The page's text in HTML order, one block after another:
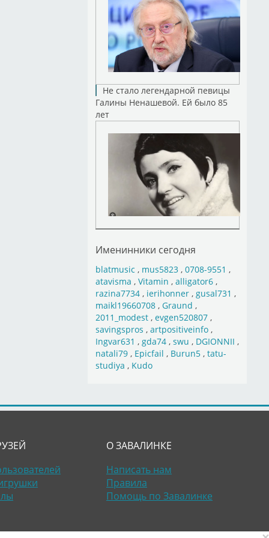
Не стало легендарной певицы
Галины Ненашевой. Ей было 85
лет
Именинники сегодня
blatmusic , mus5823, 0708-9551 ,
atavisma , Vitamin , alligator6,
razina7734, ierihonner, gusal731 ,
maikl19660708, Graund ,
2011_modest, evgen520807,
savingspros , artpositiveinfo,
Ingvar631 , gda74, swu , DGIONNII ,
natali79, Epicfail , Burun5, tatu-
studiya , Kudo
О ЗАВАЛИНКЕ
Написать нам
Правила
Помощь по Завалинке